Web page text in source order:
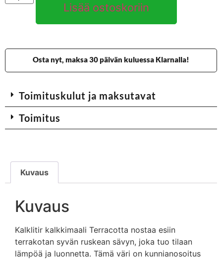
Lisää ostoskoriin
Osta nyt, maksa 30 päivän kuluessa Klarnalla!
Toimituskulut ja maksutavat
Toimitus
Kuvaus
Kuvaus
Kalklitir kalkkimaali Terracotta nostaa esiin
terrakotan syvän ruskean sävyn, joka tuo tilaan
lämpöä ja luonnetta. Tämä väri on kunnianosoitus